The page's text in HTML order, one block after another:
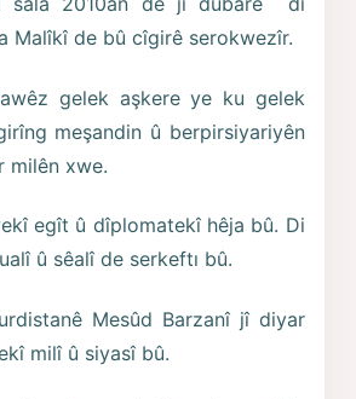
Malîkî de bû cîgirê serokwezîr.
gelek aşkere ye ku gelek
meşandin û berpirsiyariyên
milên xwe.
egît û dîplomatekî hêja bû. Di
û sêalî de serkeftı bû.
Mesûd Barzanî jî diyar
milî û siyasî bû.